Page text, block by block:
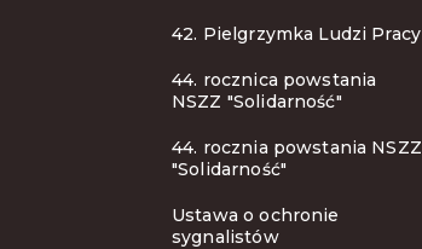
42. Pielgrzymka Ludzi Pracy
44. rocznica powstania
NSZZ "Solidarność"
44. rocznia powstania NSZZ
"Solidarność"
Ustawa o ochronie
sygnalistów